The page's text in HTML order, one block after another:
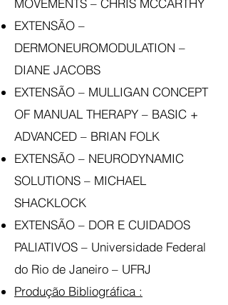
MOVEMENTS – CHRIS MCCARTHY
EXTENSÃO –
DERMONEUROMODULATION –
DIANE JACOBS
EXTENSÃO – MULLIGAN CONCEPT
OF MANUAL THERAPY – BASIC +
ADVANCED – BRIAN FOLK
EXTENSÃO – NEURODYNAMIC
SOLUTIONS – MICHAEL
SHACKLOCK
EXTENSÃO – DOR E CUIDADOS
PALIATIVOS – Universidade Federal
do Rio de Janeiro – UFRJ
Produção Bibliográfica :